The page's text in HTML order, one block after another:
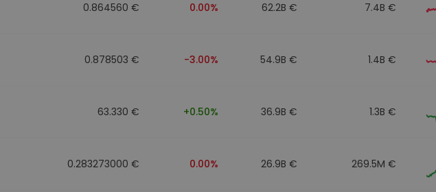
0.864560 € 0.00% 62.2B € 7.4B €
0.878503 € -3.00% 54.9B € 1.4B €
63.330 € +0.50% 36.9B € 1.3B €
0.283273000 € 0.00% 26.9B € 269.5M €